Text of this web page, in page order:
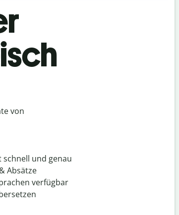
von
schnell und genau
Absätze
verfügbar